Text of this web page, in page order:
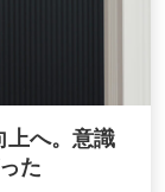
上へ。意識
た